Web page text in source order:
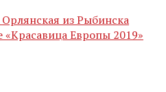
из Рыбинска
«Красавица Европы 2019»